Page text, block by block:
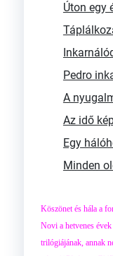
Úton egy
Pedro
A
Az idő
Egy
Minden
Köszönet és hála a
Novi a hetvenes
trilógiájának, annak